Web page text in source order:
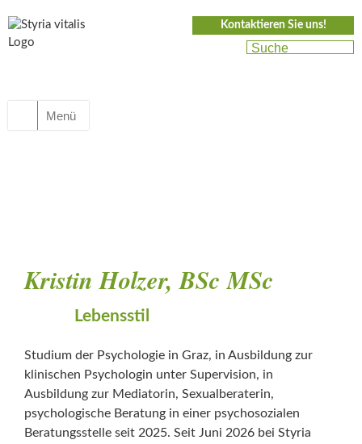
Kontaktieren Sie uns!
Menü
Kristin Holzer, BSc MSc
Lebensstil
Studium der Psychologie in Graz, in Ausbildung zur
klinischen Psychologin unter Supervision, in
Ausbildung zur Mediatorin, Sexualberaterin,
psychologische Beratung in einer psychosozialen
Beratungsstelle seit 2025. Seit Juni 2026 bei Styria